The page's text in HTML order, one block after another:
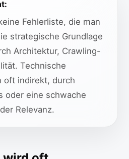
Fehlerliste, die man
strategische Grundlage
Architektur, Crawling-
Technische
oft indirekt, durch
oder eine schwache
Relevanz.